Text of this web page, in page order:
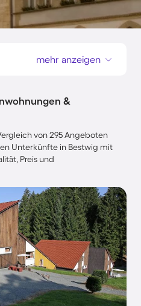
mehr anzeigen
&
von 295 Angeboten
Unterkünfte in Bestwig mit
Preis und